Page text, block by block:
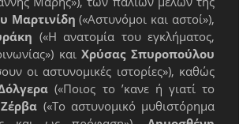
Μαρτινίδη («Αστυνόμοι και αστοί»),
(«Η ανατομία του εγκλήματος,
καιΧρύσας Σπυροπούλου
οι αστυνομικές ιστορίες»), καθώς
(«Ποιος το ’κανε ή γιατί το
(«Το αστυνομικό μυθιστόρημα